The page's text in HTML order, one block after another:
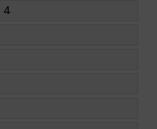
4